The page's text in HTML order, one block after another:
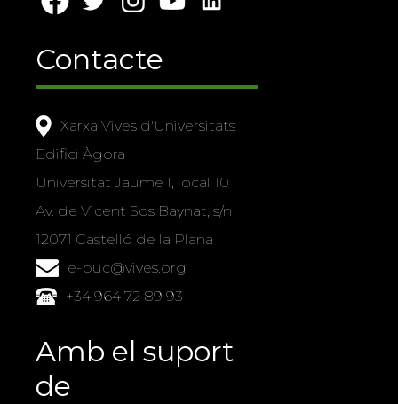
Contacte
Xarxa Vives d'Universitats
Edifici Àgora
Universitat Jaume I, local 10
Av. de Vicent Sos Baynat, s/n
12071 Castelló de la Plana
e-buc@vives.org
+34 964 72 89 93
Amb el suport
de